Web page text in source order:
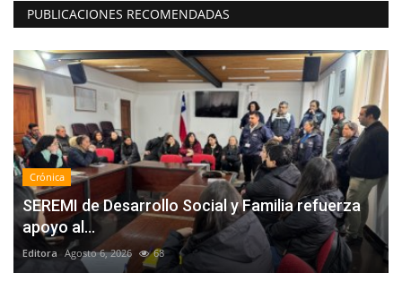
PUBLICACIONES RECOMENDADAS
Crónica
SEREMI de Desarrollo Social y Familia refuerza
apoyo al...
Editora Agosto 6, 2026 68